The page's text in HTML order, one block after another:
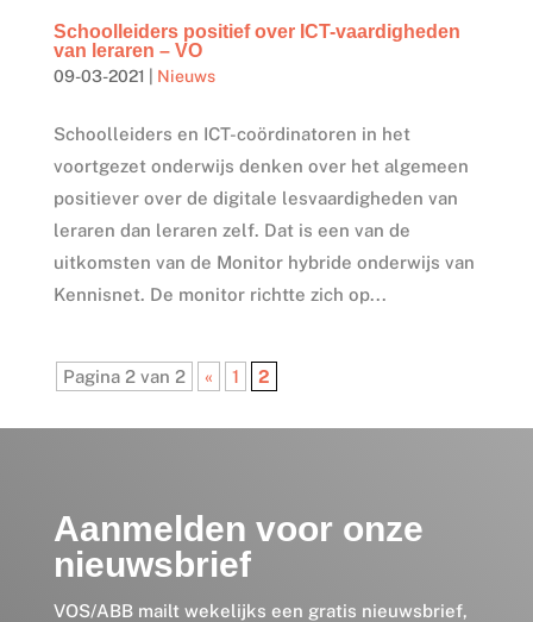
Schoolleiders positief over ICT-vaardigheden
van leraren – VO
09-03-2021 Nieuws
Schoolleiders en ICT-coördinatoren in het
voortgezet onderwijs denken over het algemeen
positiever over de digitale lesvaardigheden van
leraren dan leraren zelf. Dat is een van de
uitkomsten van de Monitor hybride onderwijs van
Kennisnet. De monitor richtte zich op...
Pagina 2 van 2 « 1 2
Aanmelden voor onze
nieuwsbrief
VOS/ABB mailt wekelijks een gratis nieuwsbrief,